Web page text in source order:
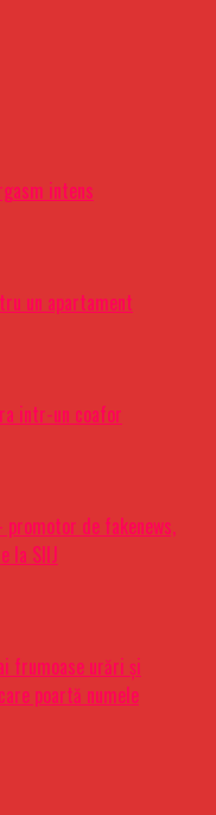
intens
un apartament
intr-un coafor
de fakenews,
la SIIJ
frumoase urări şi
poartă numele